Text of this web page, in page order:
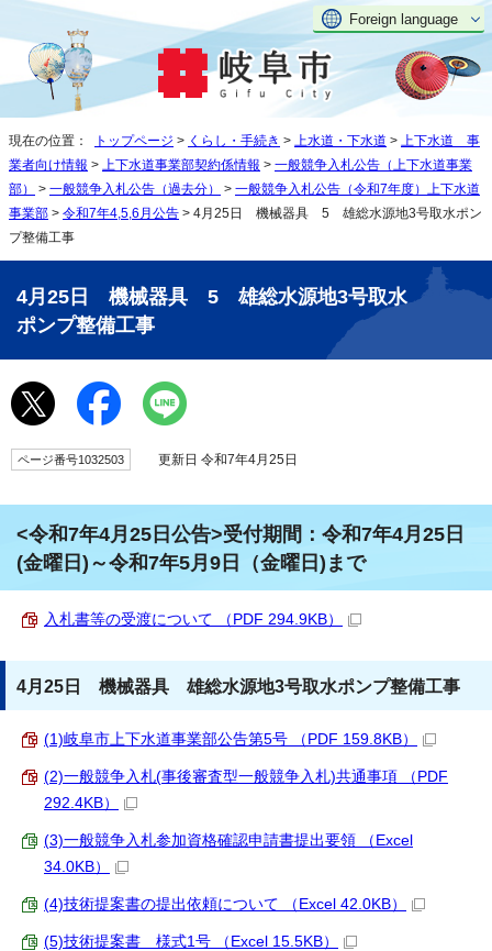
Foreign language
現在の位置： トップページ > くらし・手続き > 上水道・下水道 >
上下水道 事
業者向け情報 > 上下水道事業部契約係情報 > 一般競争入札公告（上下水道事業
部）
> 一般競争入札公告（過去分） > 一般競争入札公告（令和7年度）上下水道
事業部 > 令和7年4,5,6月公告 > 4月25日 機械器具 5 雄総水源地3号取水ポン
プ整備工事
4月25日 機械器具 5 雄総水源地3号取水
ポンプ整備工事
ページ番号1032503 更新日 令和7年4月25日
<令和7年4月25日公告>受付期間：令和7年4月25日
(金曜日)～令和7年5月9日（金曜日)まで
入札書等の受渡について （PDF 294.9KB）
4月25日 機械器具 雄総水源地3号取水ポンプ整備工事
(1)岐阜市上下水道事業部公告第5号 （PDF 159.8KB）
(2)一般競争入札(事後審査型一般競争入札)共通事項 （PDF
292.4KB）
(3)一般競争入札参加資格確認申請書提出要領 （Excel
34.0KB）
(4)技術提案書の提出依頼について （Excel 42.0KB）
(5)技術提案書 様式1号 （Excel 15.5KB）